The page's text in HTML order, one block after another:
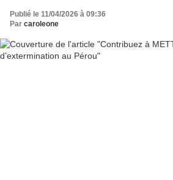
Publié le 11/04/2026 à 09:36
Par caroleone